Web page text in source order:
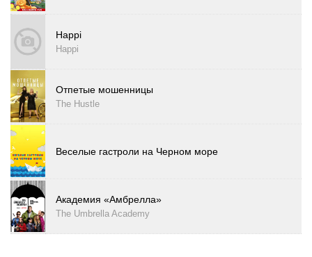
Happi
Happi
Отпетые мошенницы
The Hustle
Веселые гастроли на Черном море
Академия «Амбрелла»
The Umbrella Academy